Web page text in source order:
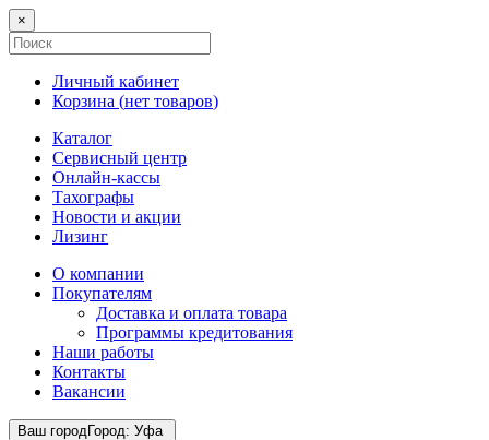
×
Личный кабинет
Корзина (нет товаров)
Каталог
Сервисный центр
Онлайн-кассы
Тахографы
Новости и акции
Лизинг
О компании
Покупателям
Доставка и оплата товара
Программы кредитования
Наши работы
Контакты
Вакансии
Ваш городГород: Уфа